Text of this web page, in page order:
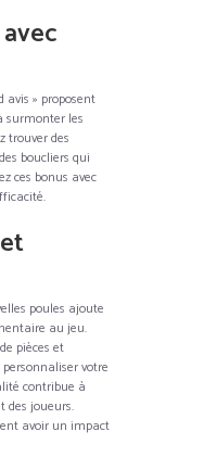
avis » proposent
surmonter les
trouver des
boucliers qui
ces bonus avec
poules ajoute
au jeu.
pièces et
votre
contribue à
des joueurs.
avoir un impact